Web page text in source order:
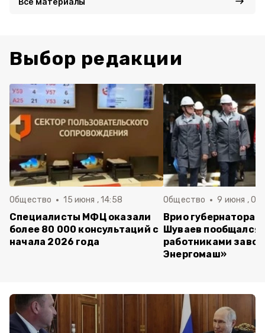
Выбор редакции
Общество 15 июня , 14:58
Специалисты МФЦ оказали
более 80 000 консультаций с
начала 2026 года
Общество 9 июня ,
Врио губернатора
Шуваев пообщался
работниками
Энергомаш»